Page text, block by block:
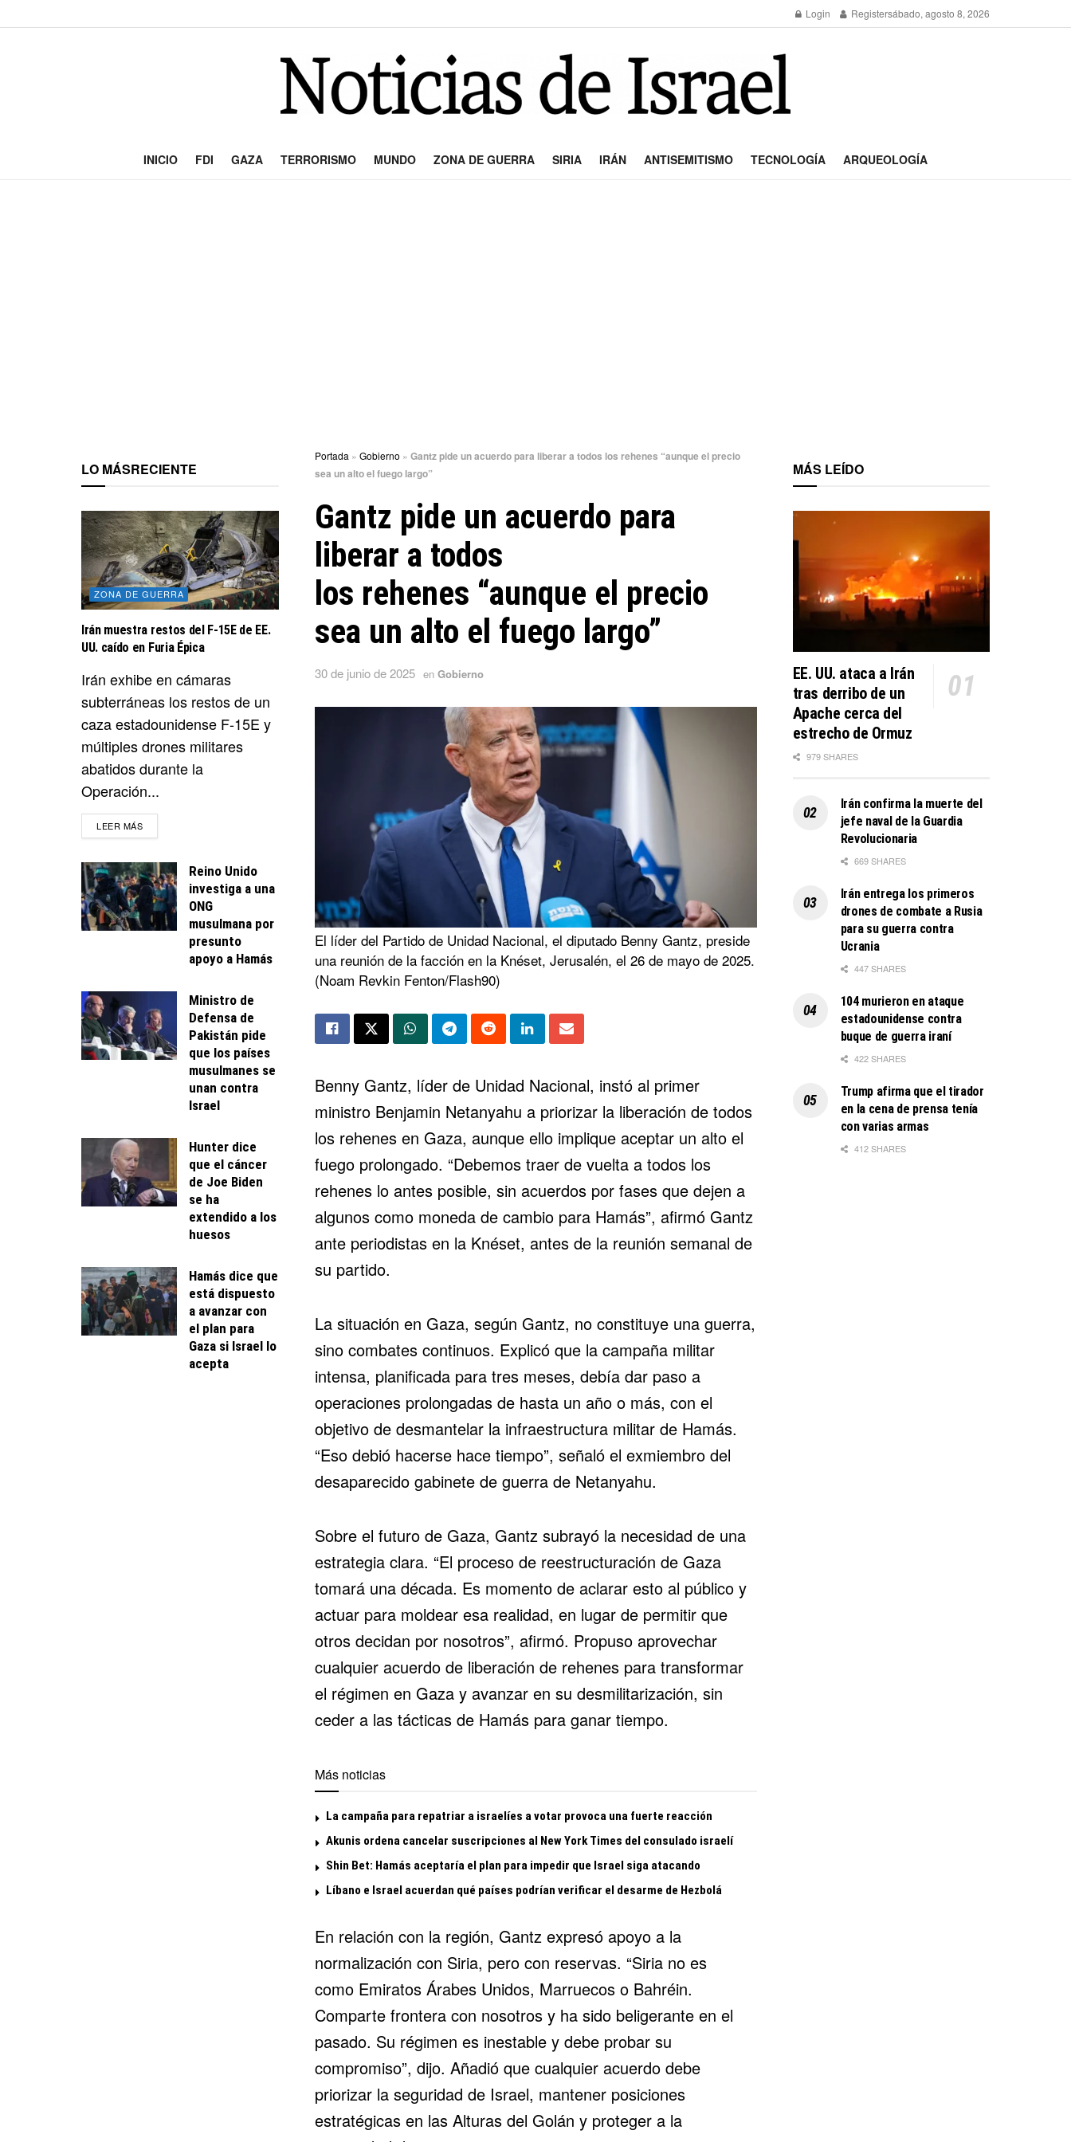
Login Registersábado, agosto 8, 2026
INICIO FDI GAZA TERRORISMO MUNDO ZONA DE GUERRA SIRIA IRÁN ANTISEMITISMO TECNOLOGÍA ARQUEOLOGÍA
Portada » Gobierno » Gantz pide un acuerdo para liberar a todos los rehenes “aunque el precio
sea un alto el fuego largo”
Gantz pide un acuerdo para
liberar a todos
los rehenes “aunque el precio
sea un alto el fuego largo”
30 de junio de 2025 en Gobierno
El líder del Partido de Unidad Nacional, el diputado Benny Gantz, preside
una reunión de la facción en la Knéset, Jerusalén, el 26 de mayo de 2025.
(Noam Revkin Fenton/Flash90)
Benny Gantz, líder de Unidad Nacional, instó al primer
ministro Benjamin Netanyahu a priorizar la liberación de todos
los rehenesen Gaza, aunque ello implique aceptar un alto el
fuego prolongado. “Debemos traer de vuelta a todos los
rehenes lo antes posible, sin acuerdos por fases que dejen a
algunos como moneda de cambio para Hamás”, afirmó Gantz
ante periodistas en la Knéset, antes de la reunión semanal de
su partido.
La situación en Gaza, según Gantz, no constituye una guerra,
sino combates continuos. Explicó que la campaña militar
intensa, planificada para tres meses, debía dar paso a
operaciones prolongadas de hasta un año o más, con el
objetivo de desmantelar la infraestructura militar de Hamás.
“Eso debió hacerse hace tiempo”, señaló el exmiembro del
desaparecido gabinete de guerra de Netanyahu.
Sobre el futuro de Gaza, Gantz subrayó la necesidad de una
estrategia clara. “El proceso de reestructuración de Gaza
tomará una década. Es momento de aclarar esto al público y
actuar para moldear esa realidad, en lugar de permitir que
otros decidan por nosotros”, afirmó. Propuso aprovechar
cualquier acuerdo de liberación de rehenes para transformar
el régimen en Gaza y avanzar en su desmilitarización, sin
ceder a las tácticas de Hamás para ganar tiempo.
Más noticias
La campaña para repatriar a israelíes a votar provoca una fuerte reacción
Akunis ordena cancelar suscripciones al New York Times del consulado israelí
Shin Bet: Hamás aceptaría el plan para impedir que Israel siga atacando
Líbano e Israel acuerdan qué países podrían verificar el desarme de Hezbolá
En relación con la región, Gantz expresó apoyo a la
normalización con Siria, pero con reservas. “Siriano es
como Emiratos Árabes Unidos, Marruecos o Bahréin.
Comparte frontera con nosotros y ha sido beligerante en el
pasado. Su régimen es inestable y debe probar su
compromiso”, dijo. Añadió que cualquier acuerdo debe
priorizar la seguridad de Israel, mantener posiciones
estratégicas en las Alturas del Golán y proteger a la
LO MÁSRECIENTE
ZONA DE GUERRA
Irán muestra restos del F-15E de EE.
UU. caído en Furia Épica
Irán exhibe en cámaras
subterráneas los restos de un
caza estadounidense F-15E y
múltiples drones militares
abatidos durante la
Operación...
LEER MÁSDETAILS
Reino Unido
investiga a una
ONG
musulmana por
presunto
apoyo a Hamás
Ministro de
Defensa de
Pakistán pide
que los países
musulmanes se
unan contra
Israel
Hunter dice
que el cáncer
de Joe Biden
se ha
extendido a los
huesos
Hamás dice que
está dispuesto
a avanzar con
el plan para
Gaza si Israel lo
acepta
MÁS LEÍDO
EE. UU. ataca a Irán
tras derribo de un
Apache cerca del
estrecho de Ormuz
979 SHARES
Irán confirma la muerte del
jefe naval de la Guardia
Revolucionaria
669 SHARES
Irán entrega los primeros
drones de combate a Rusia
para su guerra contra
Ucrania
447 SHARES
104 murieron en ataque
estadounidense contra
buque de guerra iraní
422 SHARES
Trump afirma que el tirador
en la cena de prensa tenía
con varias armas
412 SHARES